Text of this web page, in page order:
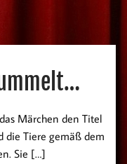
Märchen den Titel
die Tiere gemäß dem
Sie […]